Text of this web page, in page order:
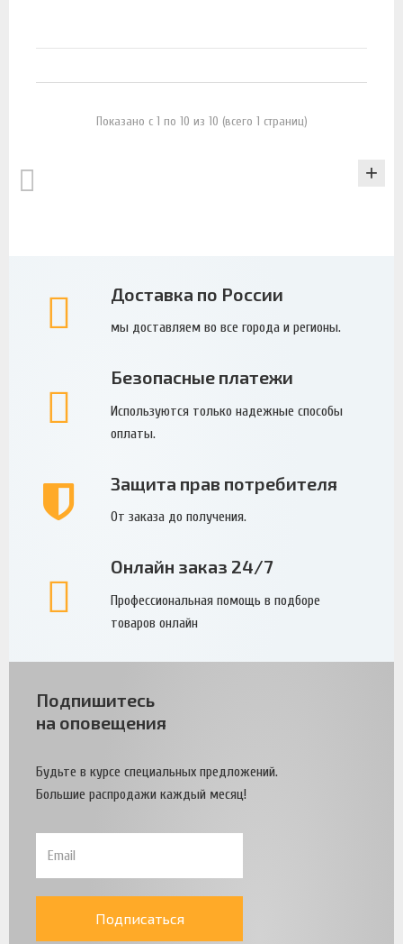
Показано с 1 по 10 из 10 (всего 1 страниц)
Доставка по России
мы доставляем во все города и регионы.
Безопасные платежи
Используются только надежные способы
оплаты.
Защита прав потребителя
От заказа до получения.
Онлайн заказ 24/7
Профессиональная помощь в подборе
товаров онлайн
Подпишитесь
на оповещения
Будьте в курсе специальных предложений.
Большие распродажи каждый месяц!
Подписаться